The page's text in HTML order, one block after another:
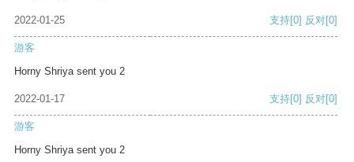
2022-01-25 支持[0] 反对[0]
游客
Horny Shriya sent you 2
2022-01-17 支持[0] 反对[0]
游客
Horny Shriya sent you 2